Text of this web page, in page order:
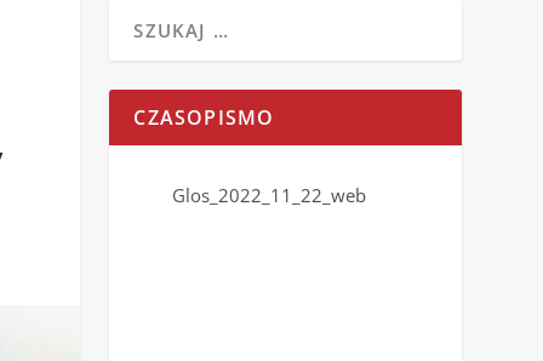
CZASOPISMO
Glos_2022_11_22_web